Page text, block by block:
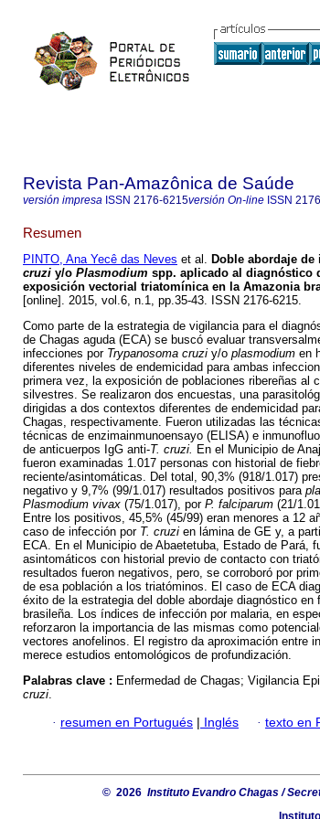
Revista Pan-Amazônica de Saúde
versión impresa ISSN 2176-6215versión On-line ISSN
Resumen
PINTO, Ana Yecê das Neves et al. Doble abordaje
cruzi y/o Plasmodium spp. aplicado al diagnóstico
exposición vectorial triatomínica en la Amazonia
[online]. 2015, vol.6, n.1, pp.35-43. ISSN 2176-6215.
Como parte de la estrategia de vigilancia para el
de Chagas aguda (ECA) se buscó evaluar
infecciones por Trypanosoma cruzi y/o plasmodium en
diferentes niveles de endemicidad para ambas
primera vez, la exposición de poblaciones ribereñas al
silvestres. Se realizaron dos encuestas, una
dirigidas a dos contextos diferentes de endemicidad
Chagas, respectivamente. Fueron utilizadas las
técnicas de enzimainmunoensayo (ELISA) e
de anticuerpos IgG anti-T. cruzi. En el Municipio de
fueron examinadas 1.017 personas con historial de
reciente/asintomáticas. Del total, 90,3% (918/1.017)
negativo y 9,7% (99/1.017) resultados positivos para
Plasmodium vivax (75/1.017), por P. falciparum (21/
Entre los positivos, 45,5% (45/99) eran menores a 12
caso de infección por T. cruzi en lámina de GE y, a
ECA. En el Municipio de Abaetetuba, Estado de Pará,
asintomáticos con historial previo de contacto con
resultados fueron negativos, pero, se corroboró por
de esa población a los triatóminos. El caso de ECA
éxito de la estrategia del doble abordaje diagnóstico en
brasileña. Los índices de infección por malaria, en
reforzaron la importancia de las mismas como
vectores anofelinos. El registro da aproximación entre
merece estudios entomológicos de profundización.
Palabras clave : Enfermedad de Chagas; Vigilancia
cruzi.
· resumen en Portugués | Inglés · texto en
© 2026 Instituto Evandro Chagas /